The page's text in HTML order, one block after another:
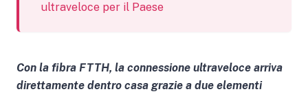
ultraveloce per il Paese
Con la fibra FTTH, la connessione ultraveloce arriva
direttamente dentro casa grazie a due elementi